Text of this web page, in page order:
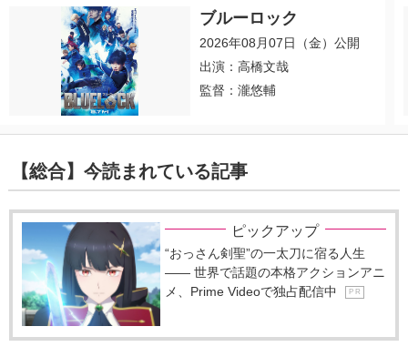
ブルーロック
2026年08月07日（金）公開
出演：高橋文哉
監督：瀧悠輔
【総合】今読まれている記事
ピックアップ
“おっさん剣聖”の一太刀に宿る人生
―― 世界で話題の本格アクションアニ
メ、Prime Videoで独占配信中
P R